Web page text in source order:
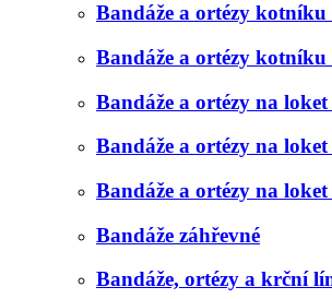
Bandáže a ortézy
Bandáže a ortézy kotníku
Bandáže a ortézy na
Bandáže a ortézy na
Bandáže a ortézy na
Bandáže záhřevné
Bandáže, ortézy a krční